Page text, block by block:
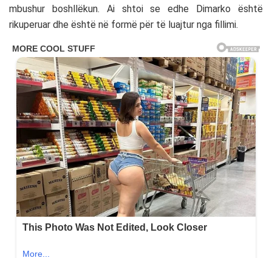
mbushur boshllëkun. Ai shtoi se edhe Dimarko është
rikuperuar dhe është në formë për të luajtur nga fillimi.